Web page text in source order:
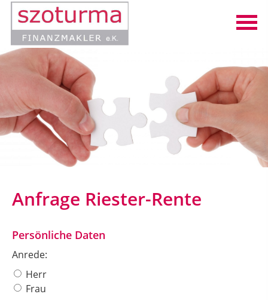
Anfrage Riester-Rente
Persönliche Daten
Anrede:
Herr
Frau